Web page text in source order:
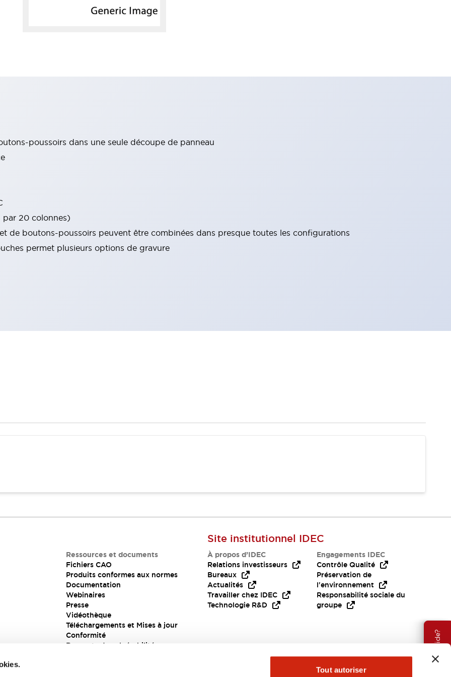
Tout autoriser Besoin d'aide?
poussoirs dans une seule découpe de panneau
par 20 colonnes)
de boutons-poussoirs peuvent être combinées dans presque toutes les configurations
permet plusieurs options de gravure
Ressources et documents
Fichiers CAO
Produits conformes aux normes
Documentation
Webinaires
Presse
Vidéothèque
Téléchargements et Mises à jour
Conformité
Rapports de vulnérabilité
Site institutionnel IDEC
À propos d’IDEC
Relations investisseurs
Bureaux
Actualités
Travailler chez IDEC
Technologie R&D
Engagements IDEC
Contrôle Qualité
Préservation de
l'environnement
Responsabilité sociale du
groupe